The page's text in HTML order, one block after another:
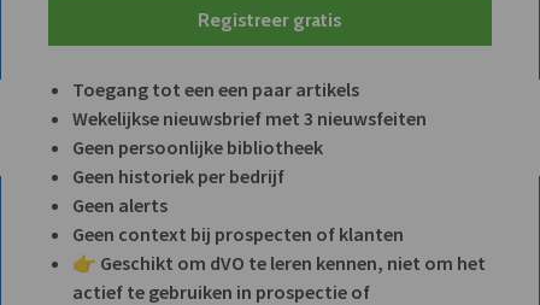
Registreer gratis
Toegang tot een een paar artikels
Wekelijkse nieuwsbrief met 3 nieuwsfeiten
Geen persoonlijke bibliotheek
Geen historiek per bedrijf
Geen alerts
Geen context bij prospecten of klanten
👉 Geschikt om dVO te leren kennen, niet om het
actief te gebruiken in prospectie of